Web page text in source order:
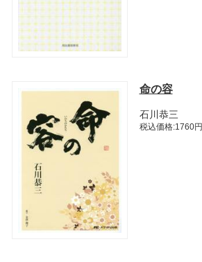
命の容
石川恭三
税込価格:1760円